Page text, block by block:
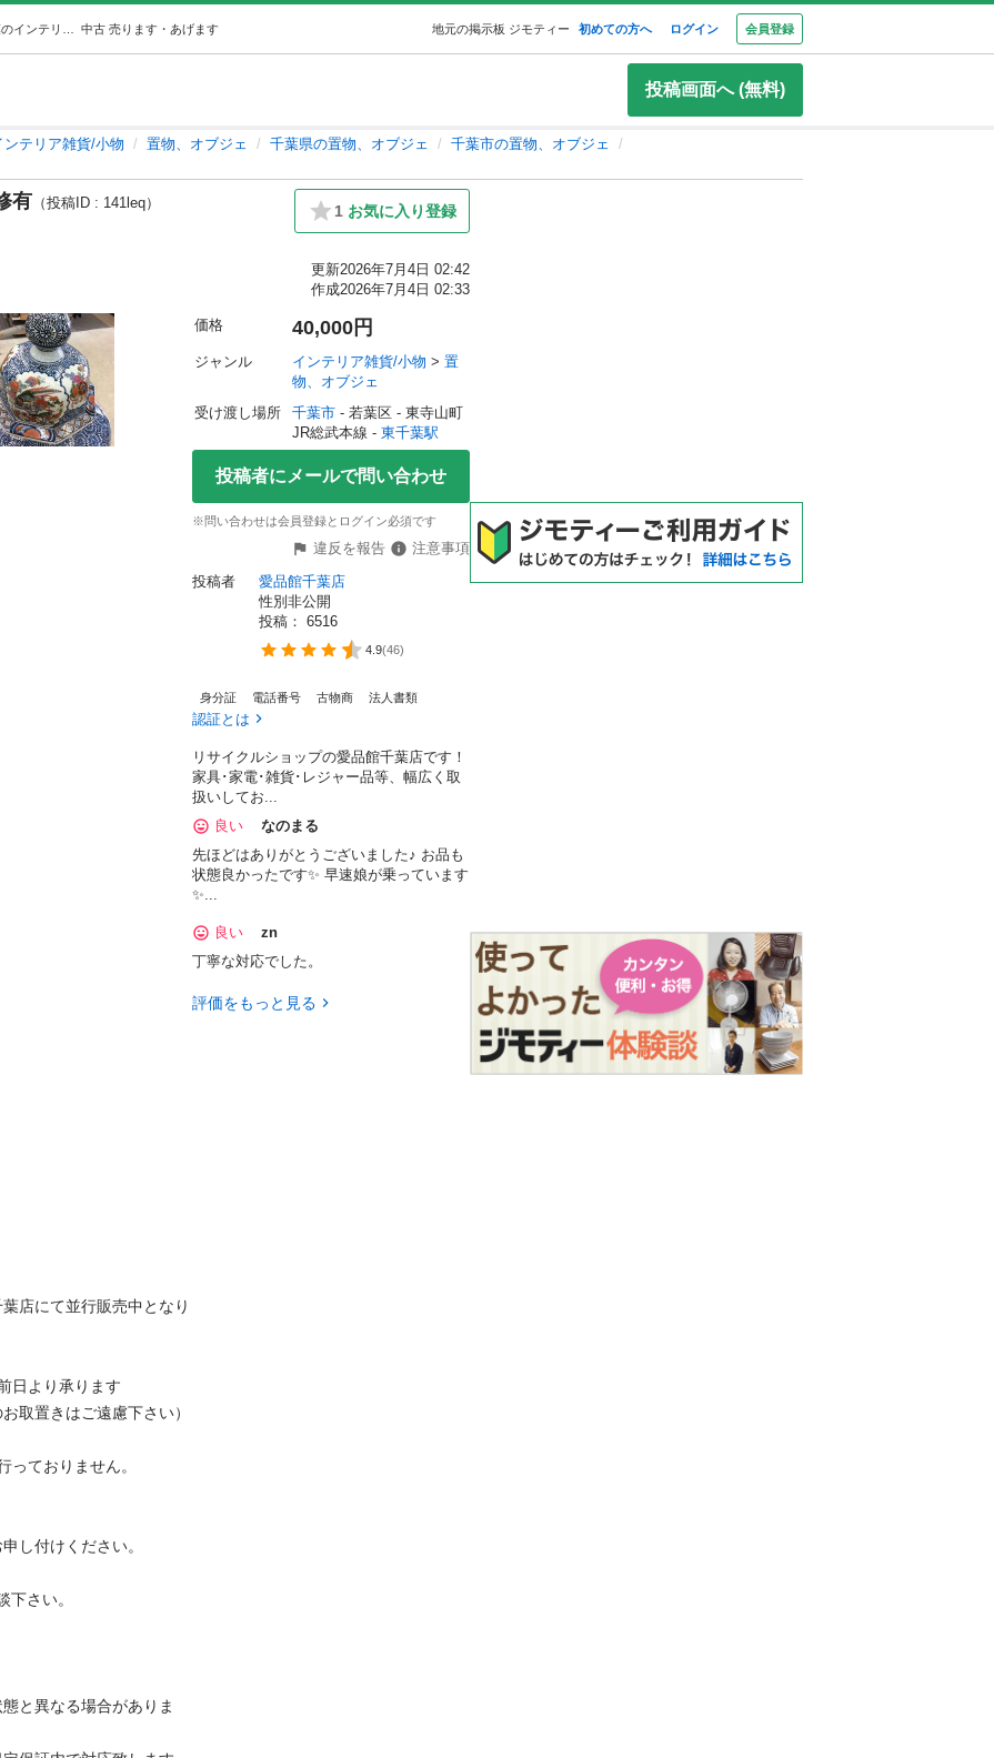
中古 売ります・あげます 地元の掲示板 ジモティー 初めての方へ ログイン 会員登録
投稿画面へ (無料)
ンテリア雑貨/小物 置物、オブジェ 千葉県の置物、オブジェ
千葉市の置物、オブジェ
有 （投稿ID : 141leq） 1 お気に入り登録
更新2026年7月4日 02:42
作成2026年7月4日 02:33
店にて並行販売中となり
日より承ります
取置きはご遠慮下さい）
っておりません。
し付けください。
下さい。
と異なる場合がありま
価格 40,000円
ジャンル インテリア雑貨/小物 > 置
物、オブジェ
受け渡し場所
千葉市 - 若葉区 - 東寺山町
JR総武本線 - 東千葉駅
投稿者にメールで問い合わせ
※問い合わせは会員登録とログイン必須です
違反を報告
注意事項
投稿者
愛品館千葉店
性別非公開
投稿： 6516
4.9(46)
身分証 電話番号 古物商 法人書類
認証とは
リサイクルショップの愛品館千葉店です！
家具･家電･雑貨･レジャー品等、幅広く取
扱いしてお...
良い
なのまる
先ほどはありがとうございました♪ お品も
状態良かったです✨ 早速娘が乗っています
✨...
良い
zn
丁寧な対応でした。
評価をもっと見る